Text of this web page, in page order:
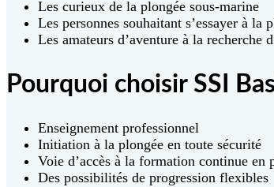
Les curieux de la plongée sous-marine
Les personnes souhaitant s’essayer à
Les amateurs d’aventure à la recherche
Pourquoi choisir SSI
Enseignement professionnel
Initiation à la plongée en toute sécurité
Voie d’accès à la formation continue en
Des possibilités de progression flexibles